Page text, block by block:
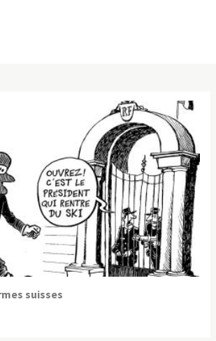
suisses